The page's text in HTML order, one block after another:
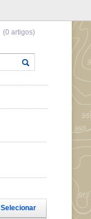
(0 artigos)
Selecionar